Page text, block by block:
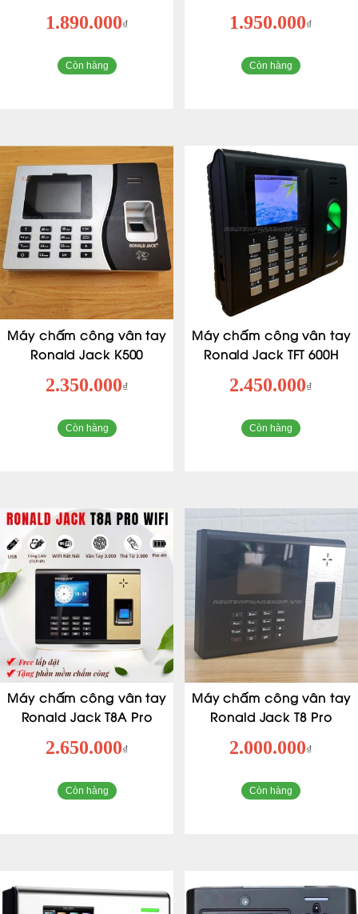
1.890.000₫
Còn hàng
1.950.000₫
Còn hàng
Máy chấm công vân tay
Ronald Jack K500
2.350.000₫
Còn hàng
Máy chấm công vân tay
Ronald Jack TFT 600H
2.450.000₫
Còn hàng
Máy chấm công vân tay
Ronald Jack T8A Pro
2.650.000₫
Còn hàng
Máy chấm công vân tay
Ronald Jack T8 Pro
2.000.000₫
Còn hàng